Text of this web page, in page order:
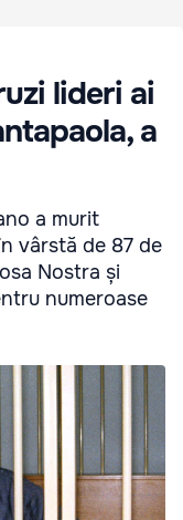
lideri ai
a
a murit
vârstă de 87 de
Nostra și
numeroase